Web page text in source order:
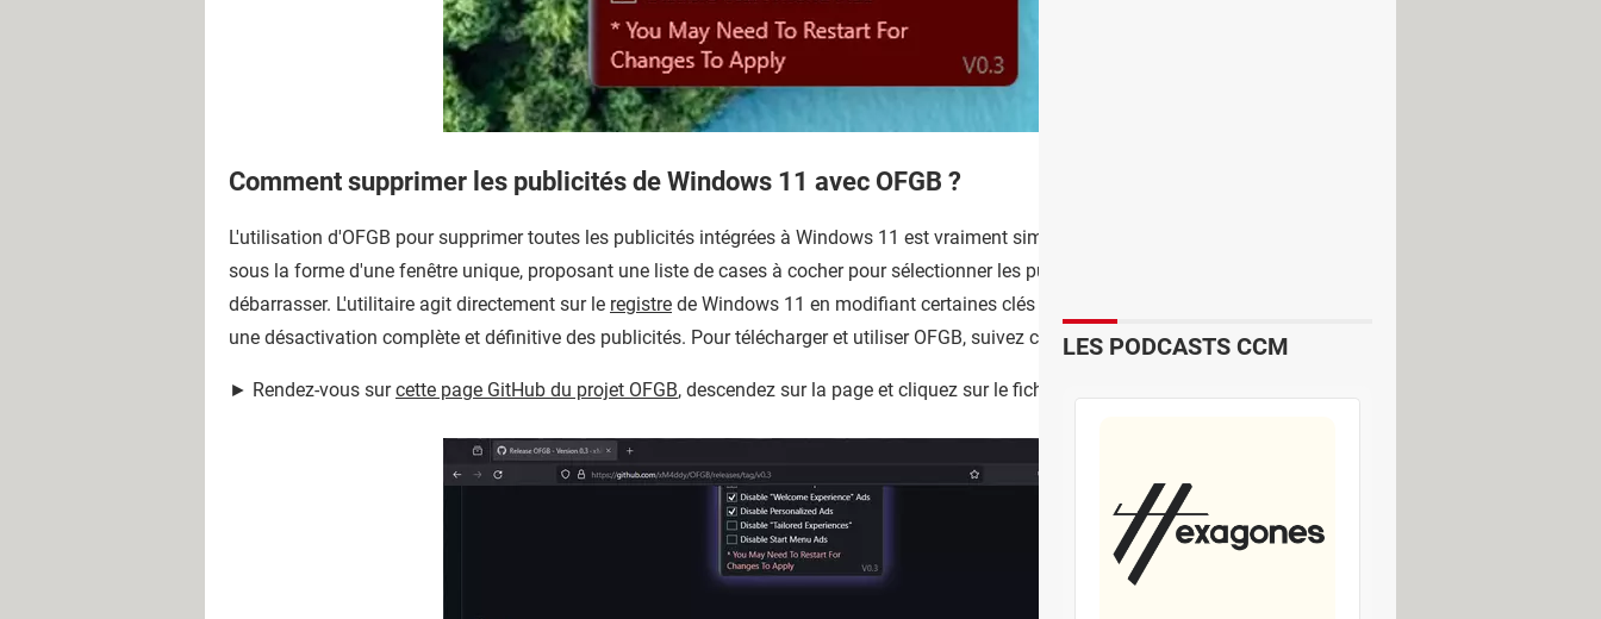
Comment supprimer les publicités de Windows 11 avec OFGB ?
L'utilisation d'OFGB pour supprimer toutes les publicités intégrées à Windows 11 est vraiment simple et très rapide. L'outil se présente
sous la forme d'une fenêtre unique, proposant une liste de cases à cocher pour sélectionner les publicités dont vous souhaitez vous
débarrasser. L'utilitaire agit directement sur le registre de Windows 11 en modifiant certaines clés et valeurs, ce qui garantie en théorie
une désactivation complète et définitive des publicités. Pour télécharger et utiliser OFGB, suivez ces quelques étapes :
► Rendez-vous surcette page GitHub du projet OFGB, descendez sur la page et cliquez sur le fichier
LES PODCASTS CCM